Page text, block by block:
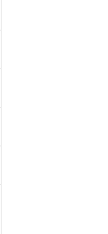
標準価格(税抜)を
の社内データに
なる場合があるこ
様担当のオムロ
洩または開示しな
は、I-Webメンバ
ジフェニルエーテル類
ジル（BBP）
。
臭化ジフェニルエーテ
ル酸ブチルベンジル) :
す。
に深刻な影響を及
める商品（以下｢
可(または役務取
輸出されないよ
内容を当該第三
おそれがある場合
たはお客様担当